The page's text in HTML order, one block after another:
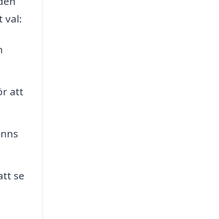
val:
att
se